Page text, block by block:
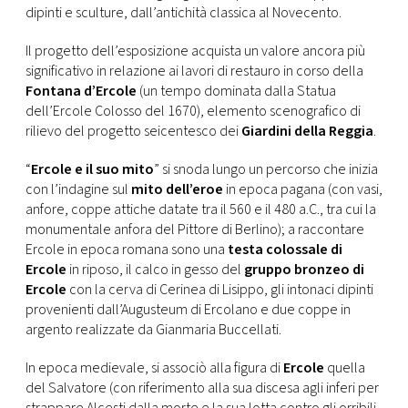
CONSIGLIA
dipinti e sculture, dall’antichità classica al Novecento.
Il progetto dell’esposizione acquista un valore ancora più
significativo in relazione ai lavori di restauro in corso della
Fontana d’Ercole (un tempo dominata dalla Statua
dell’Ercole Colosso del 1670), elemento scenografico di
rilievo del progetto seicentesco deiGiardini della Reggia.
“Ercole e il suo mito” si snoda lungo un percorso che inizia
con l’indagine sul mito dell’eroe in epoca pagana (con vasi,
anfore, coppe attiche datate tra il 560 e il 480 a.C., tra cui la
monumentale anfora del Pittore di Berlino); a raccontare
Ercole in epoca romana sono una testa colossale di
Ercole in riposo, il calco in gesso del gruppo bronzeo di
Ercole con la cerva di Cerinea di Lisippo, gli intonaci dipinti
provenienti dall’Augusteum di Ercolano e due coppe in
argento realizzate da Gianmaria Buccellati.
In epoca medievale, si associò alla figura diErcole quella
del Salvatore (con riferimento alla sua discesa agli inferi per